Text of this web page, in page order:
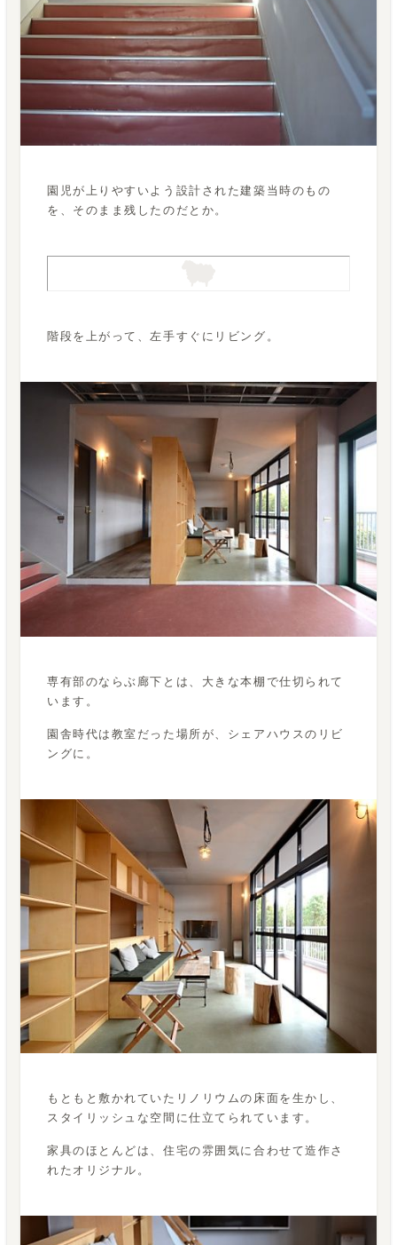
園児が上りやすいよう設計された建築当時のもの
を、そのまま残したのだとか。
階段を上がって、左手すぐにリビング。
専有部のならぶ廊下とは、大きな本棚で仕切られて
います。
園舎時代は教室だった場所が、シェアハウスのリビ
ングに。
もともと敷かれていたリノリウムの床面を生かし、
スタイリッシュな空間に仕立てられています。
家具のほとんどは、住宅の雰囲気に合わせて造作さ
れたオリジナル。